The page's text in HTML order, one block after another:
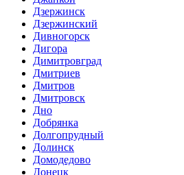
Дзержинск
Дзержинский
Дивногорск
Дигора
Димитровград
Дмитриев
Дмитров
Дмитровск
Дно
Добрянка
Долгопрудный
Долинск
Домодедово
Донецк